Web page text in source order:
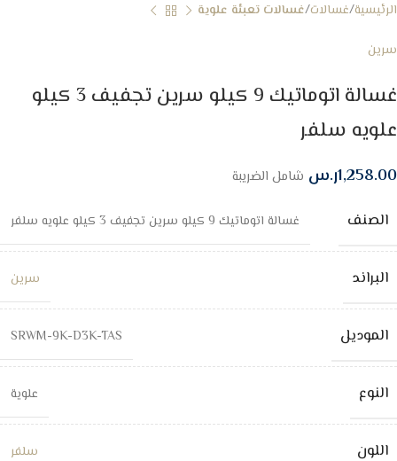
الرئيسية غسالات غسالات تعبئة علوية
سرين
غسالة اتوماتيك 9 كيلو سرين تجفيف 3 كيلو
علويه سلفر
1,258.00ر.س شامل الضريبة
الصنف غسالة اتوماتيك 9 كيلو سرين تجفيف 3 كيلو علويه سلفر
البراند سرين
الموديل SRWM-9K-D3K-TAS
النوع علوية
اللون سلفر